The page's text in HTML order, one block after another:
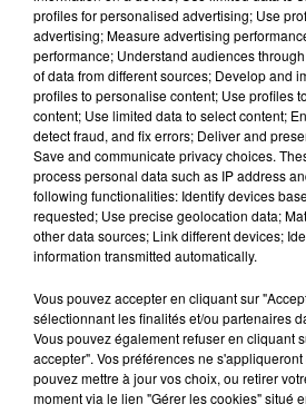
7 août 2026
Le Jardin des plantes veut
profiles for personalised advertising; Use
advertising; Measure advertising
performance; Understand audiences
of data from different sources; Develop and
profiles to personalise content; Use profiles
content; Use limited data to select content;
detect fraud, and fix errors; Deliver and
Save and communicate privacy choices.
process personal data such as IP address
following functionalities: Identify devices
requested; Use precise geolocation data;
other data sources; Link different devices;
information transmitted automatically.
Vous pouvez accepter en cliquant sur
sélectionnant les finalités et/ou partenaires
Vous pouvez également refuser en cliquant
accepter". Vos préférences ne
pouvez mettre à jour vos choix, ou retirer
moment via le lien "Gérer les cookies" situé